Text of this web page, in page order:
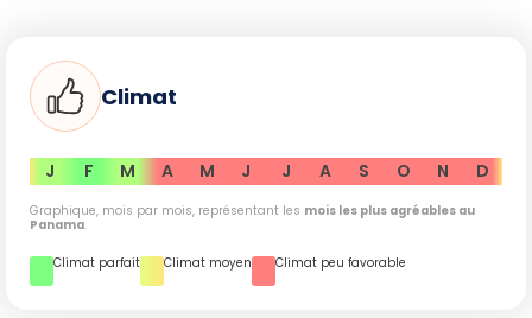
Climat
J F M A M J J A S O N D
Graphique, mois par mois, représentant les mois les plus agréables au
Panama.
Climat parfait Climat moyen Climat peu favorable